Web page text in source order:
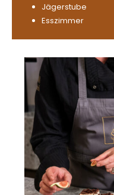
Jägerstube
Esszimmer